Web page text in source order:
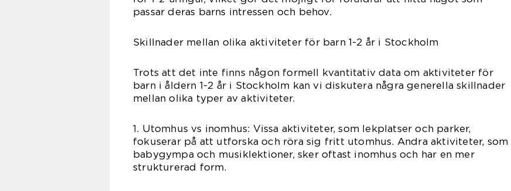
passar deras barns intressen och behov.
Skillnader mellan olika aktiviteter för barn 1-2 år i Stockholm
Trots att det inte finns någon formell kvantitativ data om aktiviteter för
barn i åldern 1-2 år i Stockholm kan vi diskutera några generella skillnader
mellan olika typer av aktiviteter.
1. Utomhus vs inomhus: Vissa aktiviteter, som lekplatser och parker,
fokuserar på att utforska och röra sig fritt utomhus. Andra aktiviteter, som
babygympa och musiklektioner, sker oftast inomhus och har en mer
strukturerad form.